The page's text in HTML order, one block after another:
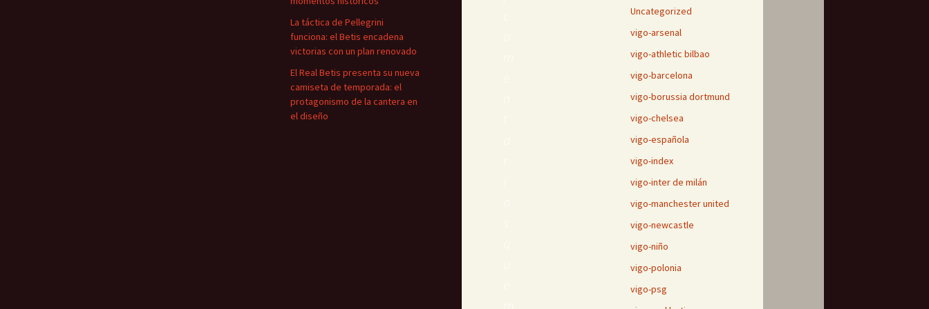
Uncategorized
vigo-arsenal
vigo-athletic bilbao
vigo-barcelona
vigo-borussia dortmund
vigo-chelsea
vigo-española
vigo-index
vigo-inter de milán
vigo-manchester united
vigo-newcastle
vigo-niño
vigo-polonia
vigo-psg
La táctica de Pellegrini
funciona: el Betis encadena
victorias con un plan renovado
El Real Betis presenta su nueva
camiseta de temporada: el
protagonismo de la cantera en
el diseño